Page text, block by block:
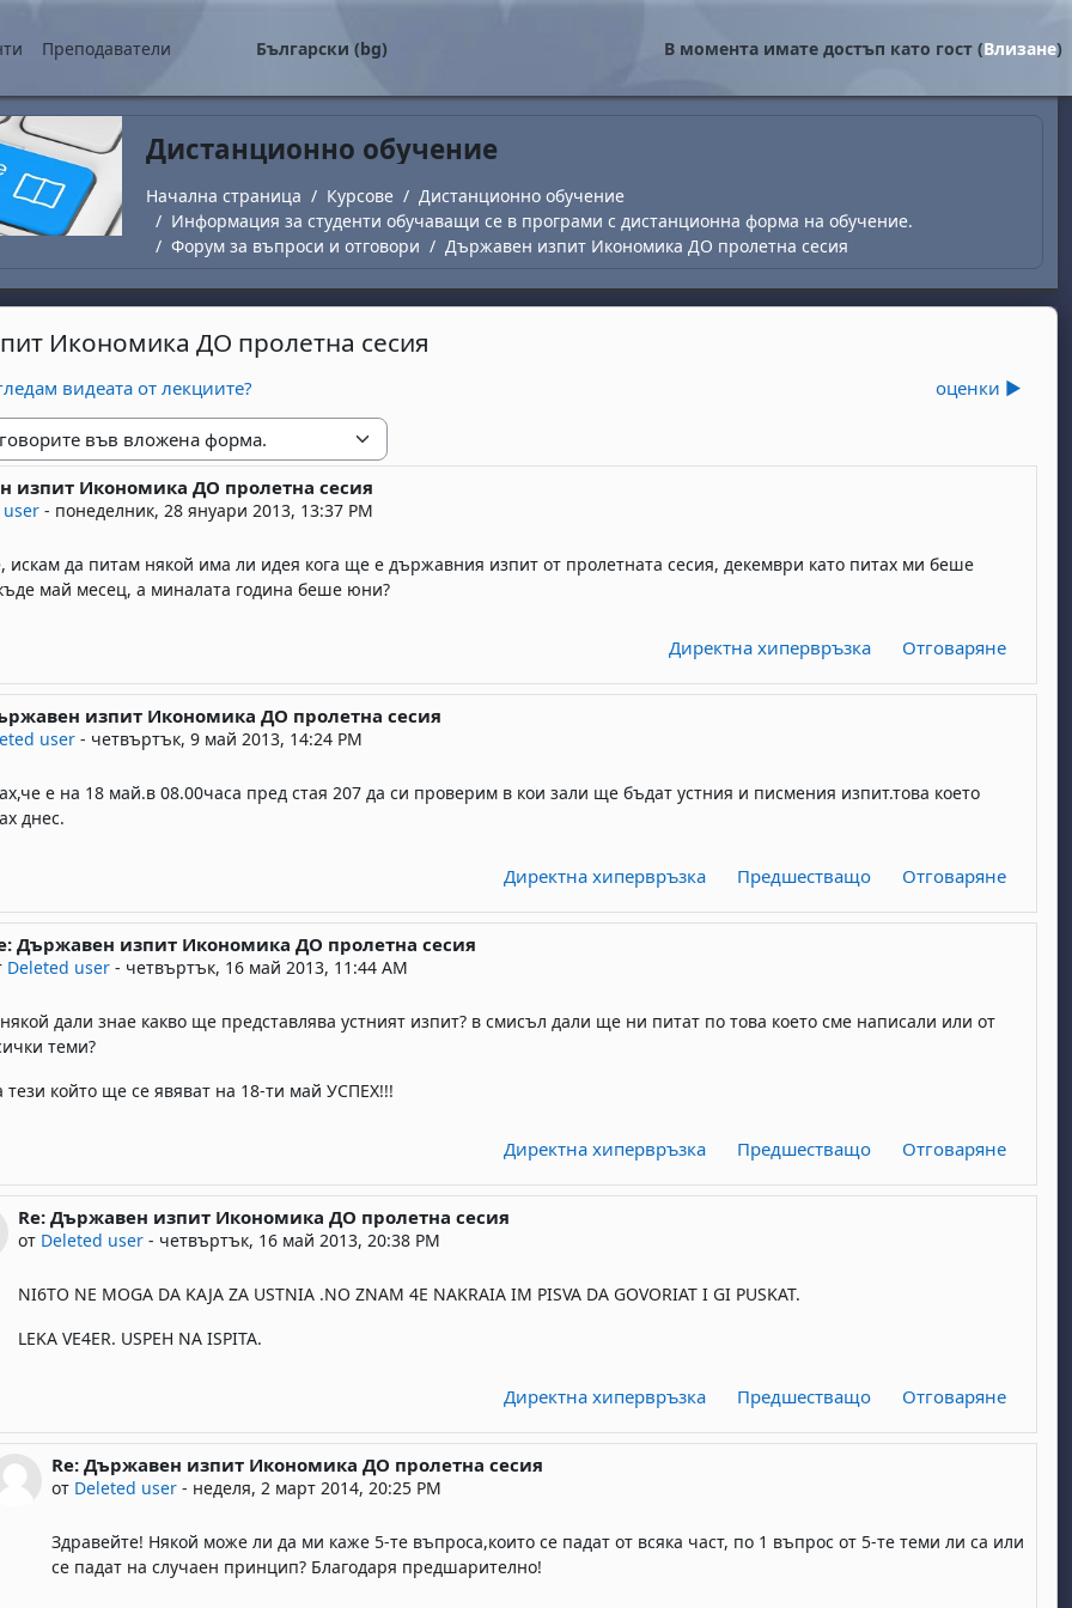
съдържание
Преподаватели Български ‎(bg)‎ В момента имате достъп като гост (Влизане)
Дистанционно обучение
Начална страница Курсове
Дистанционно обучение
Информация за студенти обучаващи се в програми с дистанционна форма на обучение.
Форум за въпроси и отговори
Държавен изпит Икономика ДО пролетна сесия
Икономика ДО пролетна сесия
видеата от лекциите? оценки ▶︎
изпит Икономика ДО пролетна сесия
user - понеделник, 28 януари 2013, 13:37 PM
4
искам да питам някой има ли идея кога ще е държавния изпит от пролетната сесия, декември като питах ми беше
май месец, а миналата година беше юни?
Директна хипервръзка Отговаряне
to Deleted userизпит Икономика ДО пролетна сесия
user - четвъртък, 9 май 2013, 14:24 PM
е на 18 май.в 08.00часа пред стая 207 да си проверим в кои зали ще бъдат устния и писмения изпит.това което
днес.
Директна хипервръзка Предшестващо Отговаряне
reply to Deleted user
Държавен изпит Икономика ДО пролетна сесия
Deleted user - четвъртък, 16 май 2013, 11:44 AM
дали знае какво ще представлява устният изпит? в смисъл дали ще ни питат по това което сме написали или от
теми?
тези който ще се явяват на 18-ти май УСПЕХ!!!
Директна хипервръзка Предшестващо Отговаряне
In reply to Deleted user
Re: Държавен изпит Икономика ДО пролетна сесия
от Deleted user - четвъртък, 16 май 2013, 20:38 PM
NI6TO NE MOGA DA KAJA ZA USTNIA .NO ZNAM 4E NAKRAIA IM PISVA DA GOVORIAT I GI PUSKAT.
LEKA VE4ER. USPEH NA ISPITA.
Директна хипервръзка Предшестващо Отговаряне
In reply to Deleted user
Re: Държавен изпит Икономика ДО пролетна сесия
от Deleted user- неделя, 2 март 2014, 20:25 PM
Здравейте! Някой може ли да ми каже 5-те въпроса,които се падат от всяка част, по 1 въпрос от 5-те теми ли са или
се падат на случаен принцип? Благодаря предшарително!